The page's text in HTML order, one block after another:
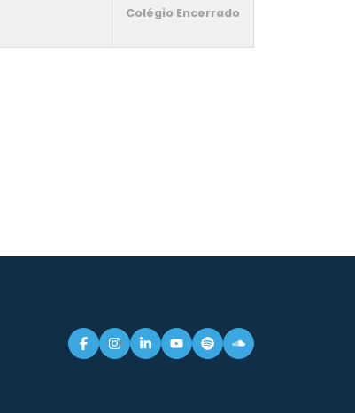
Colégio Encerrado